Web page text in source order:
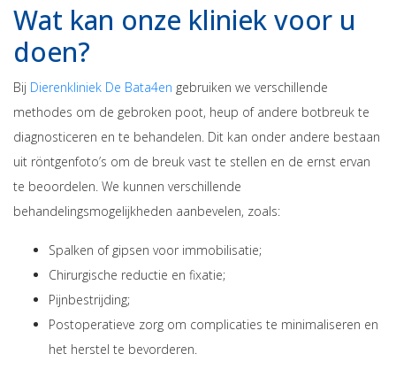
Wat kan onze kliniek voor u
doen?
Bij Dierenkliniek De Bata4en gebruiken we verschillende
methodes om de gebroken poot, heup of andere botbreuk te
diagnosticeren en te behandelen. Dit kan onder andere bestaan
uit röntgenfoto’s om de breuk vast te stellen en de ernst ervan
te beoordelen. We kunnen verschillende
behandelingsmogelijkheden aanbevelen, zoals:
Spalken of gipsen voor immobilisatie;
Chirurgische reductie en fixatie;
Pijnbestrijding;
Postoperatieve zorg om complicaties te minimaliseren en
het herstel te bevorderen.